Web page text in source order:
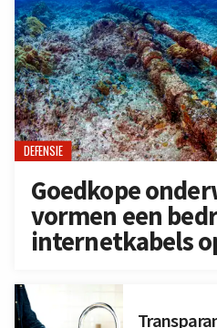
DEFENSIE
Goedkope
vormen een
internetkabels